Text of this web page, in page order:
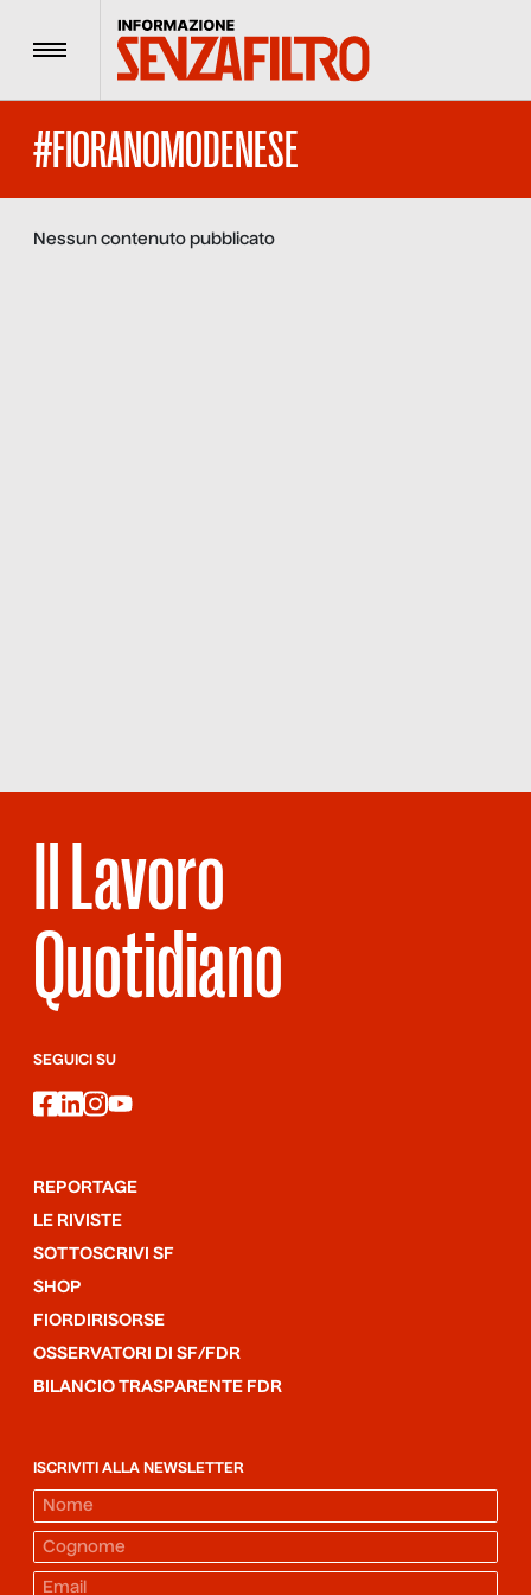
Menu
#FIORANOMODENESE
Nessun contenuto pubblicato
Il Lavoro
Quotidiano
SEGUICI SU
facebook
linkedin
instagram
youtube
REPORTAGE
LE RIVISTE
SOTTOSCRIVI SF
SHOP
FIORDIRISORSE
OSSERVATORI DI SF/FDR
BILANCIO TRASPARENTE FDR
ISCRIVITI ALLA NEWSLETTER